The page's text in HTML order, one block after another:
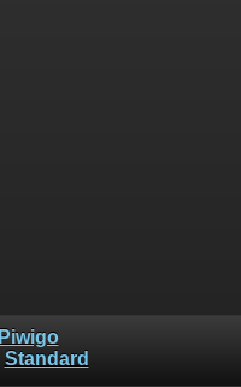
Piwigo
Standard